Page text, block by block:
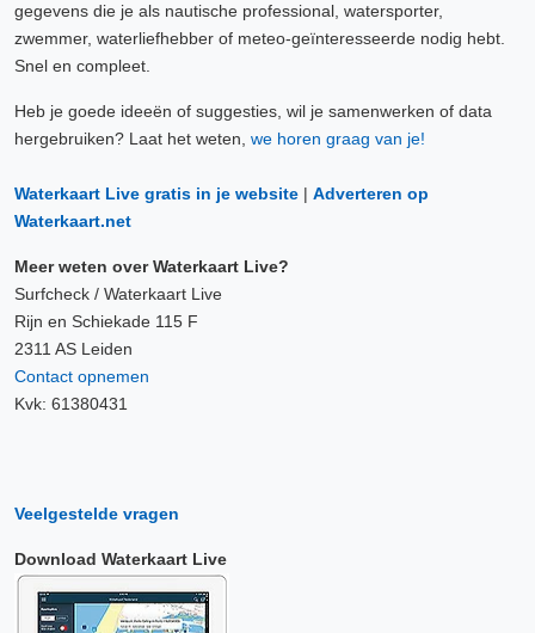
gegevens die je als nautische professional, watersporter,
zwemmer, waterliefhebber of meteo-geïnteresseerde nodig hebt.
Snel en compleet.
Heb je goede ideeën of suggesties, wil je samenwerken of data
hergebruiken? Laat het weten, we horen graag van je!
Waterkaart Live gratis in je website | Adverteren op
Waterkaart.net
Meer weten over Waterkaart Live?
Surfcheck / Waterkaart Live
Rijn en Schiekade 115 F
2311 AS Leiden
Contact opnemen
Kvk: 61380431
Veelgestelde vragen
Download Waterkaart Live